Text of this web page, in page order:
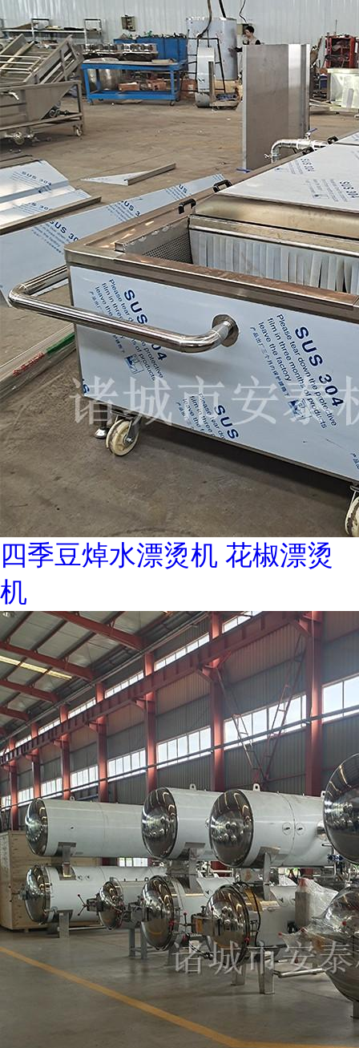
四季豆焯水漂烫机 花椒漂烫
机